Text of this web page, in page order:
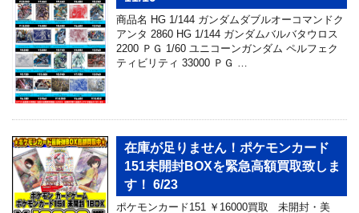
商品名 HG 1/144 ガンダムダブルオーコマンドク
アンタ 2860 HG 1/144 ガンダムバルバタウロス
2200 ＰＧ 1/60 ユニコーンガンダム ペルフェク
ティビリティ 33000 ＰＧ …
在庫が足りません！ポケモンカード
151未開封BOXを緊急高額買取致しま
す！ 6/23
ポケモンカード151 ￥16000買取 未開封・美